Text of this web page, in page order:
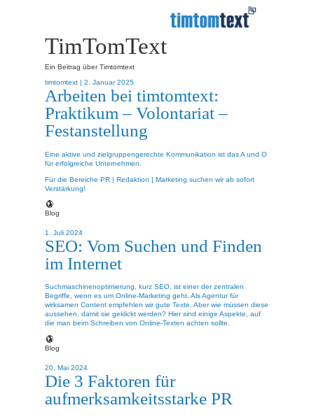
TimTomText
Ein Beitrag über Timtomtext
timtomtext | 2. Januar 2025
Arbeiten bei timtomtext:
Praktikum – Volontariat –
Festanstellung
Eine aktive und zielgruppengerechte Kommunikation ist das A und O
für erfolgreiche Unternehmen.
Für die Bereiche PR | Redaktion | Marketing suchen wir ab sofort
Verstärkung!
Blog
1. Juli 2024
SEO: Vom Suchen und Finden
im Internet
Suchmaschinenoptimierung, kurz SEO, ist einer der zentralen
Begriffe, wenn es um Online-Marketing geht. Als Agentur für
wirksamen Content empfehlen wir gute Texte. Aber wie müssen diese
aussehen, damit sie geklickt werden? Hier sind einige Aspekte, auf
die man beim Schreiben von Online-Texten achten sollte.
Blog
20. Mai 2024
Die 3 Faktoren für
aufmerksamkeitsstarke PR